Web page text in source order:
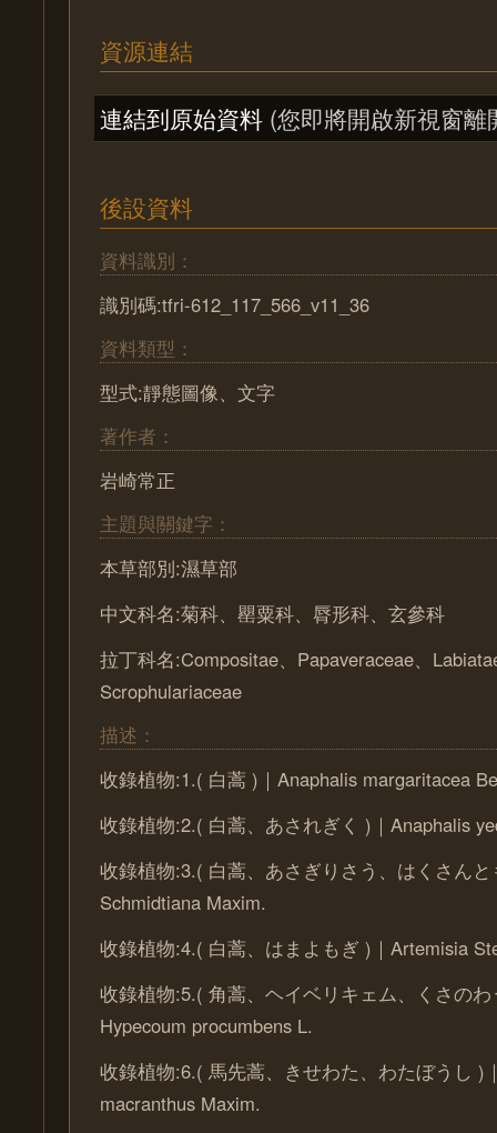
資源連結
連結到原始資料 (您即將開啟新視窗離
後設資料
資料識別：
識別碼:tfri-612_117_566_v11_36
資料類型：
型式:靜態圖像、文字
著作者：
岩崎常正
主題與關鍵字：
本草部別:濕草部
中文科名:菊科、罌粟科、脣形科、玄參科
拉丁科名:Compositae、Papaveraceae、
Scrophulariaceae
描述：
收錄植物:1.( 白蒿 )｜Anaphalis margaritacea
收錄植物:2.( 白蒿、あされぎく )｜Anaphalis
收錄植物:3.( 白蒿、あさぎりさう、はくさん
Schmidtiana Maxim.
收錄植物:4.( 白蒿、はまよもぎ )｜Artemisia
收錄植物:5.( 角蒿、ヘイベリキェム、くさの
Hypecoum procumbens L.
收錄植物:6.( 馬先蒿、きせわた、わたぼうし )
macranthus Maxim.